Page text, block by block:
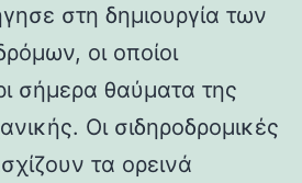
στη δημιουργία των
οι οποίοι
σήμερα θαύματα της
Οι σιδηροδρομικές
τα ορεινά